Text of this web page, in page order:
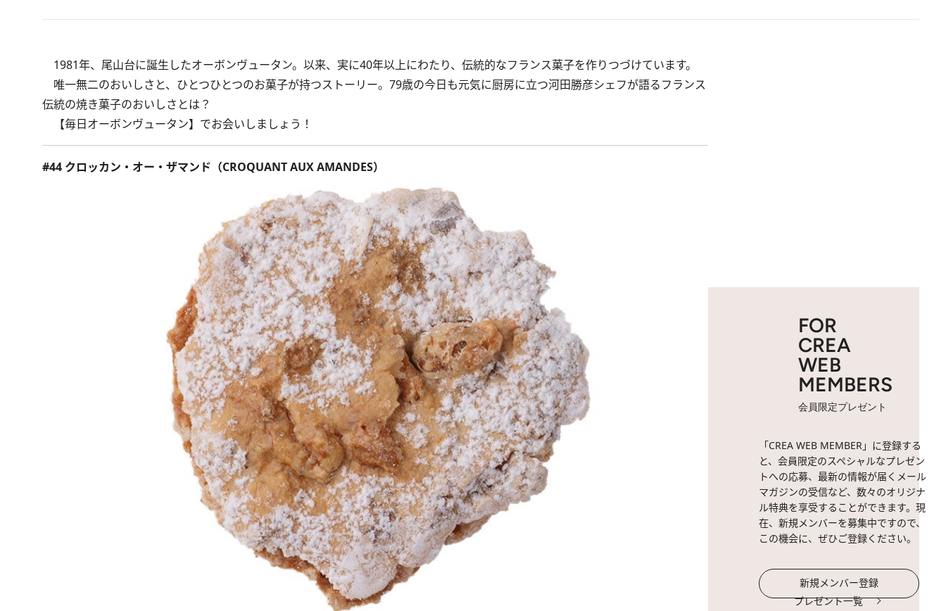
1981年、尾山台に誕生したオーボンヴュータン。以来、実に40年以上にわたり、伝統的なフランス菓子を作りつづけています。
唯一無二のおいしさと、ひとつひとつのお菓子が持つストーリー。79歳の今日も元気に厨房に立つ河田勝彦シェフが語るフランス
伝統の焼き菓子のおいしさとは？
【毎日オーボンヴュータン】でお会いしましょう！
#44 クロッカン・オー・ザマンド（CROQUANT AUX AMANDES）
FOR
CREA
WEB
MEMBERS
会員限定プレゼント
「CREA WEB MEMBER」に登録する
と、会員限定のスペシャルなプレゼン
トへの応募、最新の情報が届くメール
マガジンの受信など、数々のオリジナ
ル特典を享受することができます。現
在、新規メンバーを募集中ですので、
この機会に、ぜひご登録ください。
新規メンバー登録
プレゼント一覧